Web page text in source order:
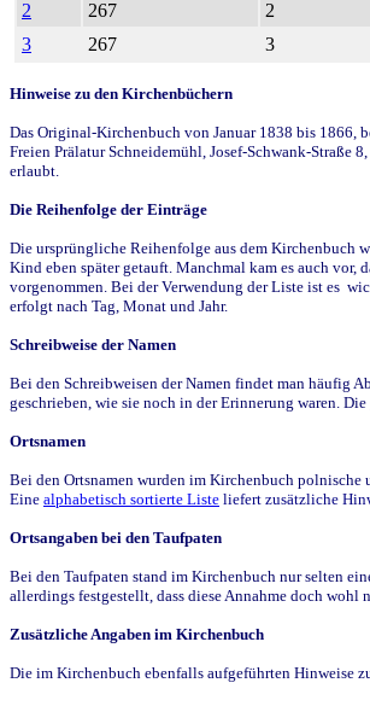
2
267 2
3
267 3
Hinweise zu den Kirchenbüchern
Das Original-Kirchenbuch von Januar 1838 bis 1866,
Freien Prälatur Schneidemühl, Josef-Schwank-Straße
erlaubt.
Die Reihenfolge der Einträge
Die ursprüngliche Reihenfolge aus dem Kirchenbuch
Kind eben später getauft. Manchmal kam es auch
vorgenommen. Bei der Verwendung der Liste ist es
erfolgt nach Tag, Monat und Jahr.
Schreibweise der Namen
Bei den Schreibweisen der Namen findet man häufig
geschrieben, wie sie noch in der Erinnerung waren.
Ortsnamen
Bei den Ortsnamen wurden im Kirchenbuch polnische
Eine alphabetisch sortierte Liste liefert zusätzliche
Ortsangaben bei den Taufpaten
Bei den Taufpaten stand im Kirchenbuch nur selten
allerdings festgestellt, dass diese Annahme doch wohl
Zusätzliche Angaben im Kirchenbuch
Die im Kirchenbuch ebenfalls aufgeführten Hinweise